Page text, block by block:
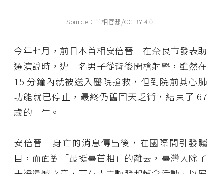
Source： 首相官邸/CC BY 4.0
今年七月，前日本首相安倍晉三在奈良市發表助
選演說時，遭一名男子從背後開槍射擊，雖然在
15 分鐘內就被送入醫院搶救，但到院前其心肺
功能就已停止，最終仍舊回天乏術，結束了 67
歲的一生。
安倍晉三身亡的消息傳出後，在國際間引發矚
目，而面對「最挺臺首相」的離去，臺灣人除了